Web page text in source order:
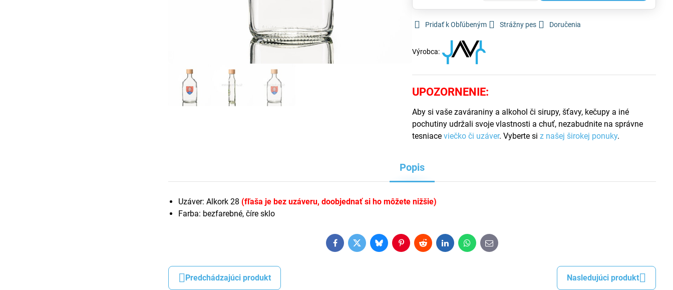
Pridať k Obľúbeným Strážny pes Doručenia
Výrobca:
UPOZORNENIE:
Aby si vaše zaváraniny a alkohol či sirupy, šťavy, kečupy a iné
pochutiny udržali svoje vlastnosti a chuť, nezabudnite na správne
tesniaceviečko či uzáver. Vyberte siz našej širokej ponuky.
Popis
Uzáver: Alkork 28 (fľaša je bez uzáveru, doobjednať si ho môžete nižšie)
Farba: bezfarebné, číre sklo
FacebookTwitterBlueskyPinterestRedditLinkedInWhatsApp
E-
mail
Predchádzajúci produkt Nasledujúci produkt